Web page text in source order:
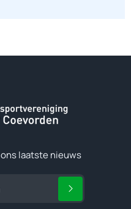
laatste nieuws